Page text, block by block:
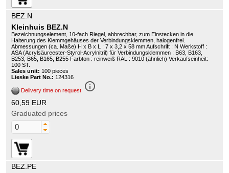
BEZ.N
Kleinhuis BEZ.N
Bezeichnungselement, 10-fach Riegel, abbrechbar, zum Einstecken in die
Halterung des Klemmgehäuses der Verbindungsklemmen, halogenfrei.
Abmessungen (ca. Maße) H x B x L : 7 x 3,2 x 58 mm Aufschrift : N Werkstoff :
ASA (Acrylsäureester-Styrol-Acrylnitril) für Verbindungsklemmen : B63, B163,
B253, B65, B165, B255 Farbton : reinweiß RAL : 9010 (ähnlich) Verkaufseinheit:
100 ST.
Sales unit: 100 pieces
Lieske Part No.: 124316
Delivery time on request info_outline
60,59 EUR
Graduated prices
BEZ.PE